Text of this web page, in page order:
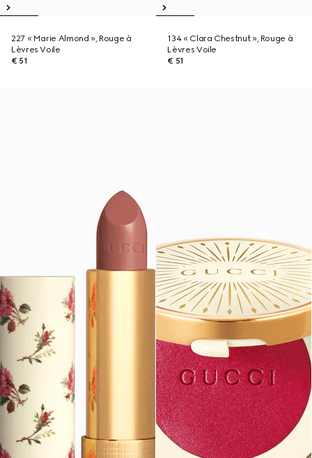
227 « Marie Almond », Rouge à
Lèvres Voile
€ 51
134 « Clara Chestnut », Rouge à
Lèvres Voile
€ 51